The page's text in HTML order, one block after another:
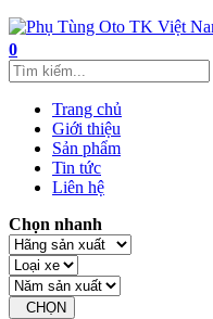
0
Trang chủ
Giới thiệu
Sản phẩm
Tin tức
Liên hệ
Chọn nhanh
CHỌN